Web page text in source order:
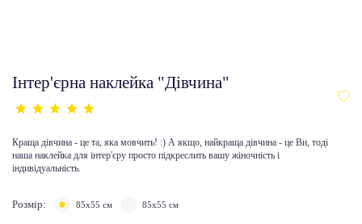
Інтер'єрна наклейка "Дівчина"
Краща дівчина - це та, яка мовчить! :) А якщо, найкраща дівчина - це Ви, тоді
наша наклейка для інтер'єру просто підкреслить вашу жіночність і
індивідуальність.
Розмір: 85х55 см 85х55 см